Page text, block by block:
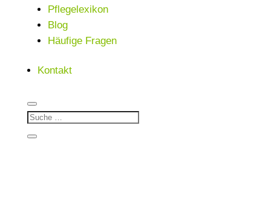
Pflegelexikon
Blog
Häufige Fragen
Kontakt